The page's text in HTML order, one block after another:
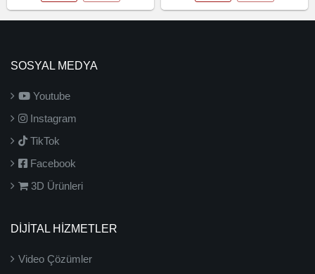
SOSYAL MEDYA
Youtube
Instagram
TikTok
Facebook
3D Ürünleri
DİJİTAL HİZMETLER
Video Çözümler